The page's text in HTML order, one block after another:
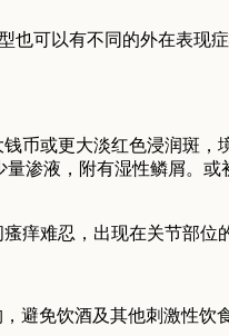
可以有不同的外在表现
或更大淡红色浸润斑，
渗液，附有湿性鳞屑。
难忍，出现在关节部位
免饮酒及其他刺激性饮食